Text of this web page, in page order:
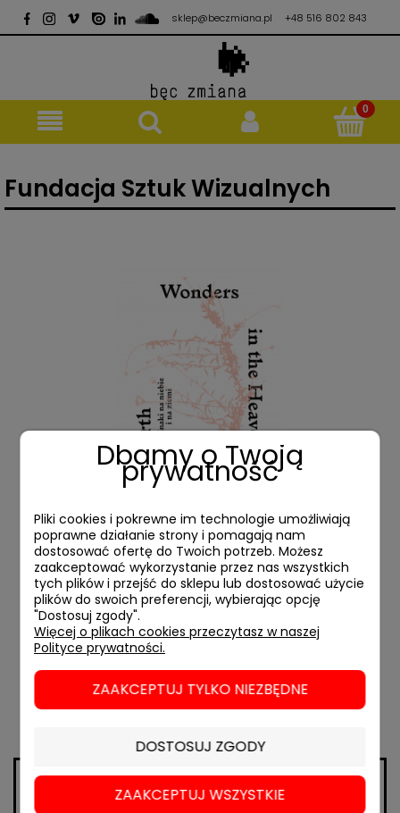
sklep@beczmiana.pl +48 516 802 843
Fundacja Sztuk Wizualnych
Znaki na niebie i ziemi
49,00 zł
DO KOSZYKA
// ul. Mokotowska 65/7
// sklep@beczmiana.pl
Dbamy o Twoją
prywatność
Pliki cookies i pokrewne im technologie umożliwiają
poprawne działanie strony i pomagają nam
dostosować ofertę do Twoich potrzeb. Możesz
zaakceptować wykorzystanie przez nas wszystkich
tych plików i przejść do sklepu lub dostosować użycie
plików do swoich preferencji, wybierając opcję
"Dostosuj zgody".
Więcej o plikach cookies przeczytasz w naszej
Polityce prywatności.
ZAAKCEPTUJ TYLKO NIEZBĘDNE
DOSTOSUJ ZGODY
ZAAKCEPTUJ WSZYSTKIE